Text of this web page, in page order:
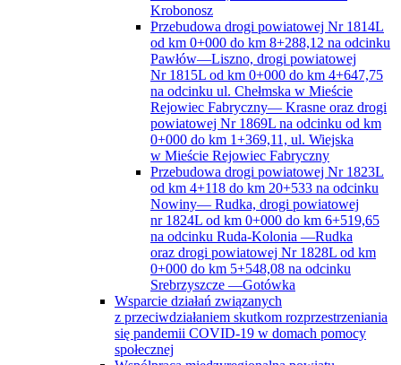
Przebudowa drogi powiatowej Nr 1823L
od km 4+118 do km 20+533 na odcinku
Nowiny— Rudka, drogi powiatowej
nr 1824L od km 0+000 do km 6+519,65
na odcinku Ruda-Kolonia —Rudka
oraz drogi powiatowej Nr 1828L od km
0+000 do km 5+548,08 na odcinku
Srebrzyszcze —Gotówka
Wsparcie działań związanych
z przeciwdziałaniem skutkom rozprzestrzeniania
się pandemii COVID-19 w domach pomocy
społecznej
Współpraca międzyregionalna powiatu
chełmskiego i miasta Chełm szansą rozwoju
turystyki ziemi chełmskiej jako atrakcji
wschodniej granicy Unii Europejskiej
Strategia rozwoju Powiatu
Rada Powiatu
Komisje Rady Powiatu
Skład Rady Powiatu
Uchwały Rady Powiatu